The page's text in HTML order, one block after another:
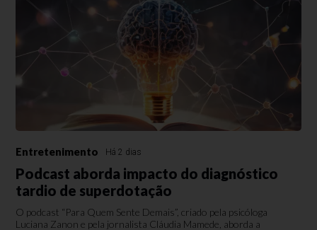
Entretenimento Há 2 dias
Podcast aborda impacto do diagnóstico
tardio de superdotação
O podcast “Para Quem Sente Demais”, criado pela psicóloga
Luciana Zanon e pela jornalista Cláudia Mamede, aborda a